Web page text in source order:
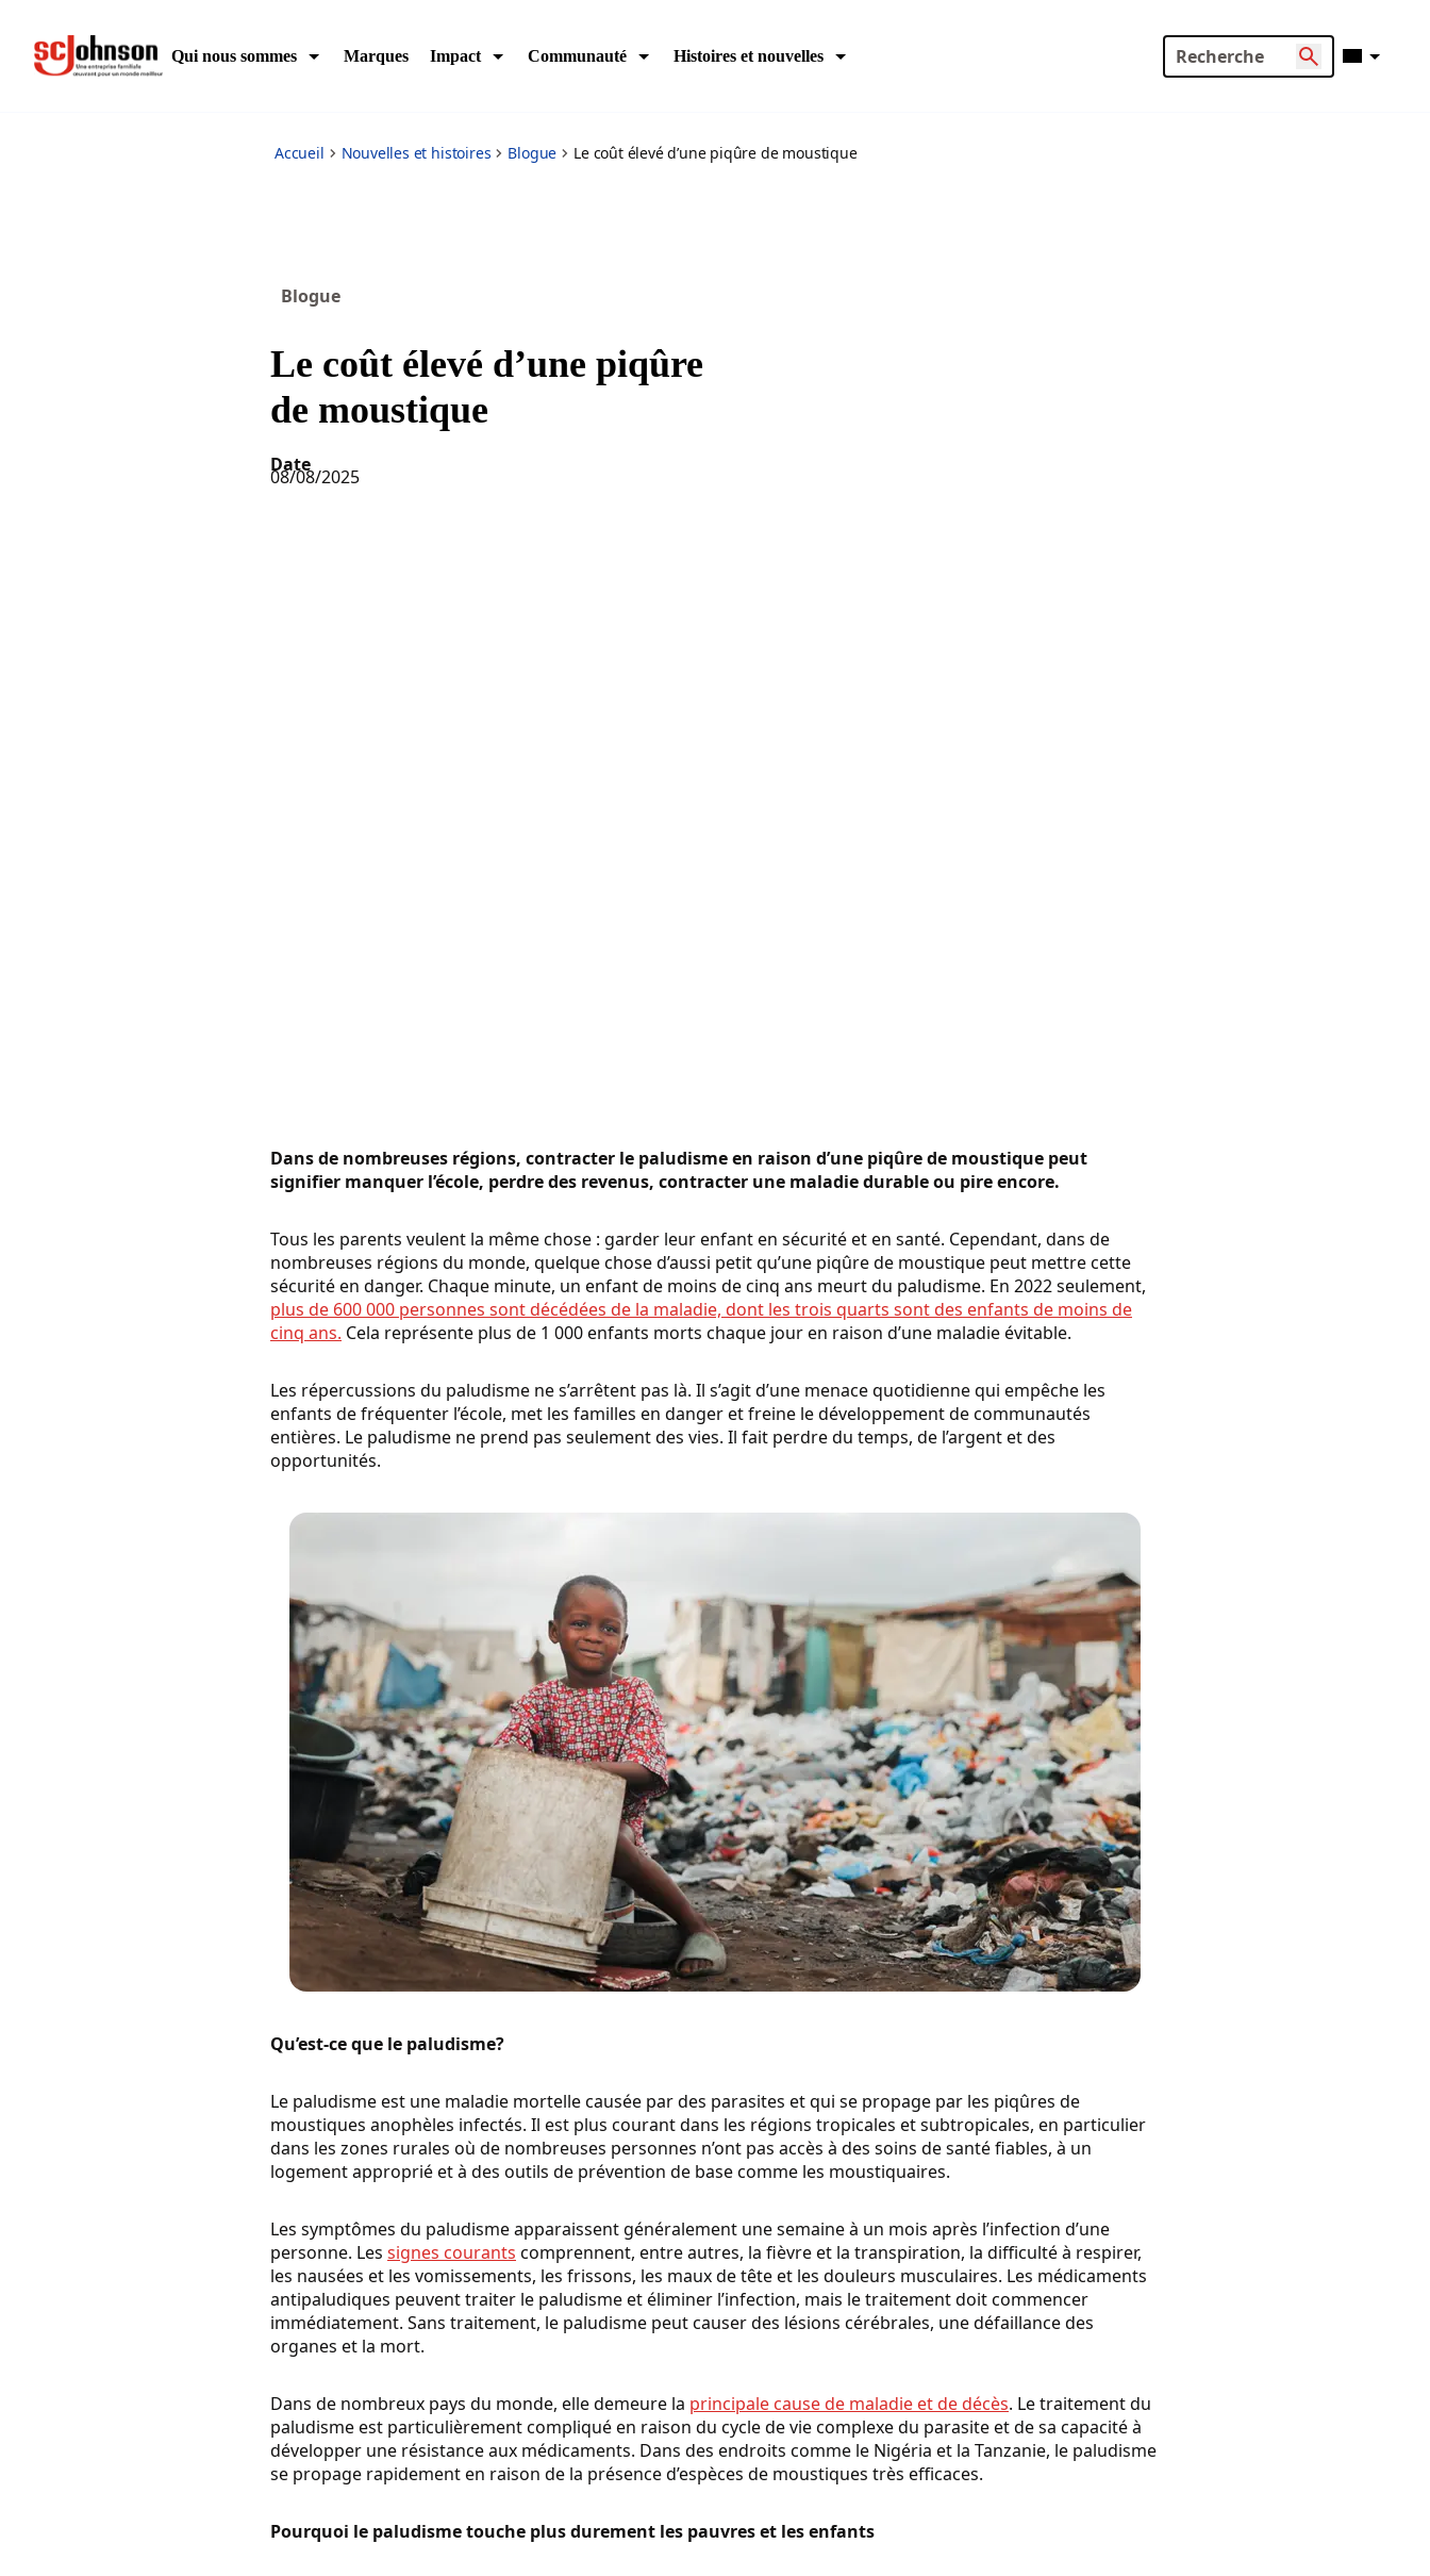
Qui nous sommes Marques Impact Communauté Histoires et nouvelles
Accueil Nouvelles et histoires Blogue Le coût élevé d’une piqûre de moustique
Blogue
Le coût élevé d’une piqûre
de moustique
Date
08/08/2025
Dans de nombreuses régions, contracter le paludisme en raison d’une piqûre de moustique peut
signifier manquer l’école, perdre des revenus, contracter une maladie durable ou pire encore.
Tous les parents veulent la même chose : garder leur enfant en sécurité et en santé. Cependant, dans de
nombreuses régions du monde, quelque chose d’aussi petit qu’une piqûre de moustique peut mettre cette
sécurité en danger. Chaque minute, un enfant de moins de cinq ans meurt du paludisme. En 2022 seulement,
plus de 600 000 personnes sont décédées de la maladie, dont les trois quarts sont des enfants de moins de
cinq ans. Cela représente plus de 1 000 enfants morts chaque jour en raison d’une maladie évitable.
Les répercussions du paludisme ne s’arrêtent pas là. Il s’agit d’une menace quotidienne qui empêche les
enfants de fréquenter l’école, met les familles en danger et freine le développement de communautés
entières. Le paludisme ne prend pas seulement des vies. Il fait perdre du temps, de l’argent et des
opportunités.
Qu’est-ce que le paludisme?
Le paludisme est une maladie mortelle causée par des parasites et qui se propage par les piqûres de
moustiques anophèles infectés. Il est plus courant dans les régions tropicales et subtropicales, en particulier
dans les zones rurales où de nombreuses personnes n’ont pas accès à des soins de santé fiables, à un
logement approprié et à des outils de prévention de base comme les moustiquaires.
Les symptômes du paludisme apparaissent généralement une semaine à un mois après l’infection d’une
personne. Les signes courants comprennent, entre autres, la fièvre et la transpiration, la difficulté à respirer,
les nausées et les vomissements, les frissons, les maux de tête et les douleurs musculaires. Les médicaments
antipaludiques peuvent traiter le paludisme et éliminer l’infection, mais le traitement doit commencer
immédiatement. Sans traitement, le paludisme peut causer des lésions cérébrales, une défaillance des
organes et la mort.
Dans de nombreux pays du monde, elle demeure la principale cause de maladie et de décès. Le traitement du
paludisme est particulièrement compliqué en raison du cycle de vie complexe du parasite et de sa capacité à
développer une résistance aux médicaments. Dans des endroits comme le Nigéria et la Tanzanie, le paludisme
se propage rapidement en raison de la présence d’espèces de moustiques très efficaces.
Pourquoi le paludisme touche plus durement les pauvres et les enfants